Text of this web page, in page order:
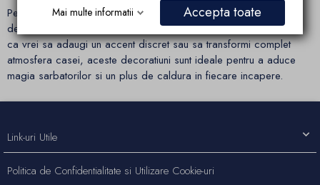
Pe site-ul egointeriors.rote asteapta o selectie ampla de
decoratiuni de craciun, alese pentru eleganta si calitatea lor. Fie
ca vrei sa adaugi un accent discret sau sa transformi complet
atmosfera casei, aceste decoratiuni sunt ideale pentru a aduce
magia sarbatorilor si un plus de caldura in fiecare incapere.
Link-uri Utile
Politica de Confidentialitate si Utilizare Cookie-uri
Mai multe informatii Accepta toate